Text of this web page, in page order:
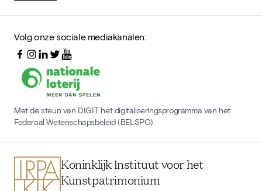
Volg onze sociale mediakanalen:
Met de steun van DIGIT, het digitaliseringsprogramma van het
Federaal Wetenschapsbeleid (BELSPO)
Koninklijk Instituut voor het
Kunstpatrimonium